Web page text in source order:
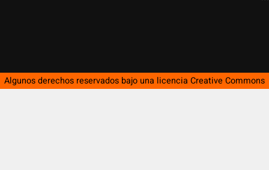
Algunos derechos reservados bajo una licencia Creative Commons